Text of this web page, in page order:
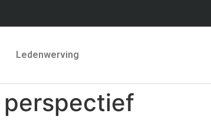
Ledenwerving
perspectief